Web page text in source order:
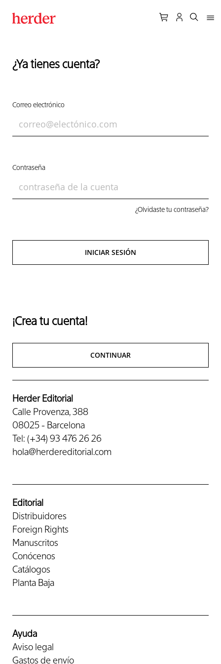
¿Ya tienes cuenta?
Correo electrónico
Contraseña
¿Olvidaste tu contraseña?
INICIAR SESIÓN
¡Crea tu cuenta!
CONTINUAR
Herder Editorial
Calle Provenza, 388
08025 - Barcelona
Tel: (+34) 93 476 26 26
hola@herdereditorial.com
Editorial
Distribuidores
Foreign Rights
Manuscritos
Conócenos
Catálogos
Planta Baja
Ayuda
Aviso legal
Gastos de envío